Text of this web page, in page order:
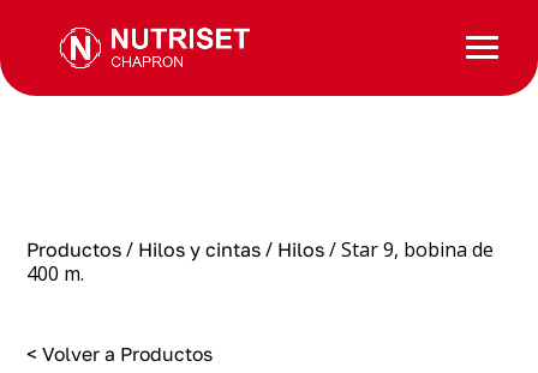
Productos / Hilos y cintas / Hilos / Star 9, bobina de
400 m.
< Volver a Productos